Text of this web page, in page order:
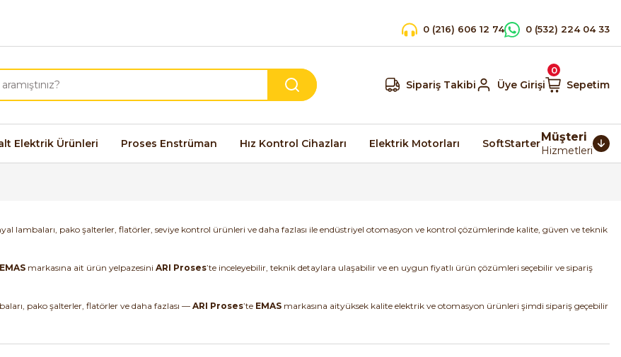
0 (216) 606 12 74 0 (532) 224 04 33
Sipariş Takibi Üye Girişi Sepetim
0
Elektrik Ürünleri Proses Enstrüman Hız Kontrol Cihazları Elektrik Motorları SoftStarterMüşteri
Hizmetleri
lambaları, pako şalterler, flatörler, seviye kontrol ürünleri ve daha fazlası ile endüstriyel otomasyon ve kontrol çözümlerinde kalite, güven ve teknik
EMAS markasına ait ürün yelpazesini ARI Proses’te inceleyebilir, teknik detaylara ulaşabilir ve en uygun fiyatlı ürün çözümleri seçebilir ve sipariş
pako şalterler, flatörler ve daha fazlası —ARI Proses’te EMAS markasına aityüksek kalite elektrik ve otomasyon ürünleri şimdi sipariş geçebilir